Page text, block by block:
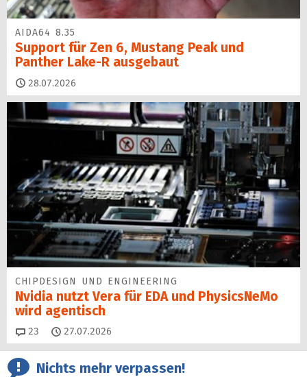
AIDA64 8.35
Support für Zen 6, Mustang Peak und
Panther Lake-R ausgebaut
28.07.2026
CHIPDESIGN UND ENGINEERING
Nvidia nutzt Vera für EDA und PhysicsNeMo
wird agentisch
23 Kommentare
27.07.2026
Nichts mehr verpassen!